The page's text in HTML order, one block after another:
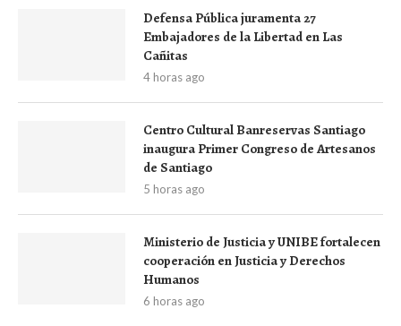
Defensa Pública juramenta 27
Embajadores de la Libertad en Las
Cañitas
4 horas ago
Centro Cultural Banreservas Santiago
inaugura Primer Congreso de Artesanos
de Santiago
5 horas ago
Ministerio de Justicia y UNIBE fortalecen
cooperación en Justicia y Derechos
Humanos
6 horas ago